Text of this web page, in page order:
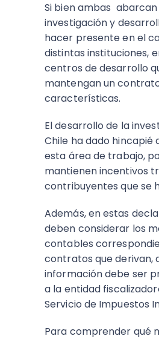
Si bien ambas
investigación y
hacer presente en el
distintas instituciones,
centros de desarrollo
mantengan un
características.
El desarrollo de la
Chile ha dado hincapié
esta área de trabajo,
mantienen incentivos
contribuyentes que se
Además, en estas
deben considerar los
contables
contratos que derivan,
información debe ser
a la entidad
Servicio de Impuestos
Para comprender qué